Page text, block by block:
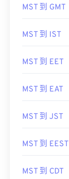
MST 到 GMT
MST 到 IST
MST 到 EET
MST 到 EAT
MST 到 JST
MST 到 EEST
MST 到 CDT